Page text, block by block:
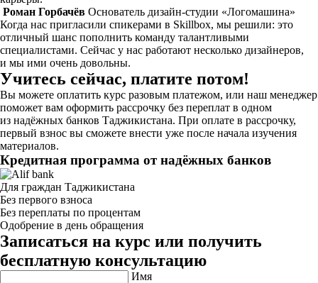
Роман Горбачёв Основатель дизайн-студии «Логомашина»
Когда нас пригласили спикерами в Skillbox, мы решили: это
отличный шанс пополнить команду талантливыми
специалистами. Сейчас у нас работают несколько дизайнеров,
и мы ими очень довольны.
Учитесь сейчас, платите потом!
Вы можете оплатить курс разовым платежом, или наш менеджер
поможет вам оформить рассрочку без переплат в одном
из надёжных банков Таджикистана. При оплате в рассрочку,
первый взнос вы сможете внести уже после начала изучения
материалов.
Кредитная программа от надёжных банков
Для граждан Таджикистана
Без первого взноса
Без переплаты по процентам
Одобрение в день обращения
Записаться на курс или получить
бесплатную консультацию
Имя